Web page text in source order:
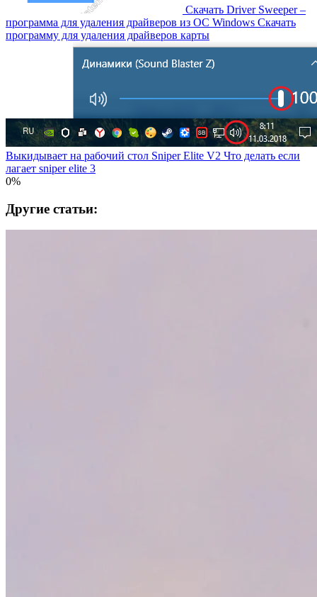
Скачать Driver Sweeper –
программа для удаления драйверов из OC Windows Скачать
программу для удаления драйверов карты
Выкидывает на рабочий стол Sniper Elite V2 Что делать если
лагает sniper elite 3
0%
Другие статьи: